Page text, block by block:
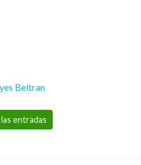
Beltran
entradas